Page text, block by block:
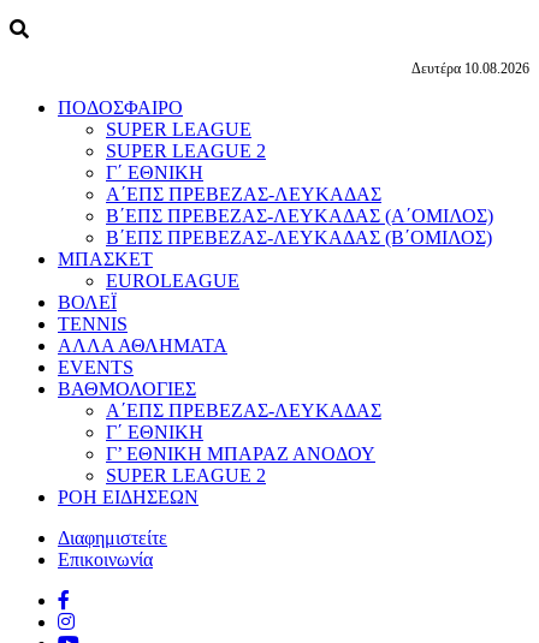
Δευτέρα 10.08.2026
ΠΟΔΟΣΦΑΙΡΟ
SUPER LEAGUE
SUPER LEAGUE 2
Γ΄ ΕΘΝΙΚΗ
Α΄ΕΠΣ ΠΡΕΒΕΖΑΣ-ΛΕΥΚΑΔΑΣ
Β΄ΕΠΣ ΠΡΕΒΕΖΑΣ-ΛΕΥΚΑΔΑΣ (Α΄ΟΜΙΛΟΣ)
Β΄ΕΠΣ ΠΡΕΒΕΖΑΣ-ΛΕΥΚΑΔΑΣ (Β΄ΟΜΙΛΟΣ)
ΜΠΑΣΚΕΤ
EUROLEAGUE
ΒΟΛΕΪ
TENNIS
ΑΛΛΑ ΑΘΛΗΜΑΤΑ
EVENTS
ΒΑΘΜΟΛΟΓΙΕΣ
Α΄ΕΠΣ ΠΡΕΒΕΖΑΣ-ΛΕΥΚΑΔΑΣ
Γ΄ ΕΘΝΙΚΗ
Γ’ ΕΘΝΙΚΗ ΜΠΑΡΑΖ ΑΝΟΔΟΥ
SUPER LEAGUE 2
ΡΟΗ ΕΙΔΗΣΕΩΝ
Διαφημιστείτε
Επικοινωνία